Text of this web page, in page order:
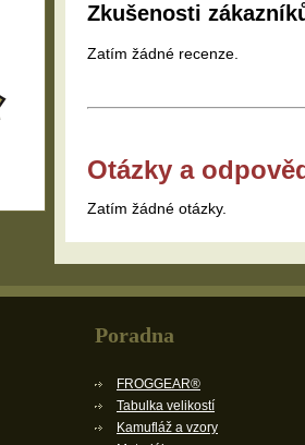
Zkušenosti
Zatím žádné recenze.
Otázky a
Zatím žádné otázky.
Poradna
FROGGEAR®
Tabulka velikostí
Kamufláž a vzory